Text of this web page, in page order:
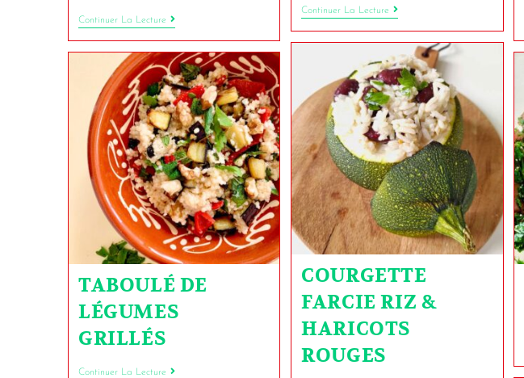
Continuer La Lecture
Continuer La Lecture
COURGETTE
FARCIE RIZ &
HARICOTS
ROUGES
TABOULÉ DE
LÉGUMES
GRILLÉS
Continuer La Lecture